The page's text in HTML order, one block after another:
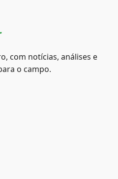
com notícias, análises e
o campo.